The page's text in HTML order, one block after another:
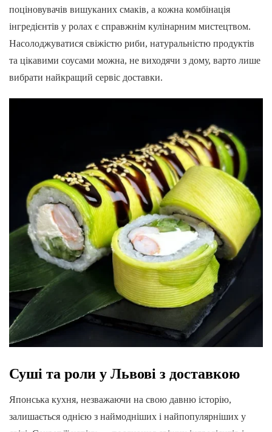
поціновувачів вишуканих смаків, а кожна комбінація
інгредієнтів у ролах є справжнім кулінарним мистецтвом.
Насолоджуватися свіжістю риби, натуральністю продуктів
та цікавими соусами можна, не виходячи з дому, варто лише
вибрати найкращий сервіс доставки.
Суші та роли у Львові з доставкою
Японська кухня, незважаючи на свою давню історію,
залишається однією з наймодніших і найпопулярніших у